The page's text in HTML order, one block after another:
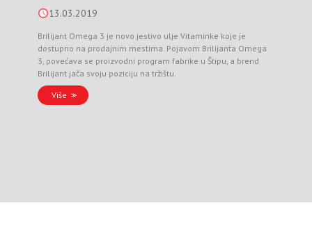
13.03.2019
Brilijant Omega 3 je novo jestivo ulje Vitaminke koje je
dostupno na prodajnim mestima. Pojavom Brilijanta Omega
3, povećava se proizvodni program fabrike u Štipu, a brend
Brilijant jača svoju poziciju na tržištu.
Više